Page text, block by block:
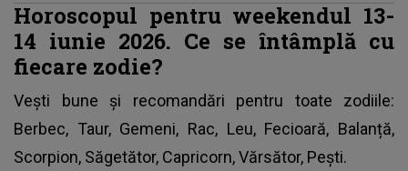
Horoscopul pentru weekendul 13-
14 iunie 2026. Ce se întâmplă cu
fiecare zodie?
Vești bune și recomandări pentru toate zodiile:
Berbec, Taur, Gemeni, Rac, Leu, Fecioară, Balanță,
Scorpion, Săgetător, Capricorn, Vărsător, Pești.